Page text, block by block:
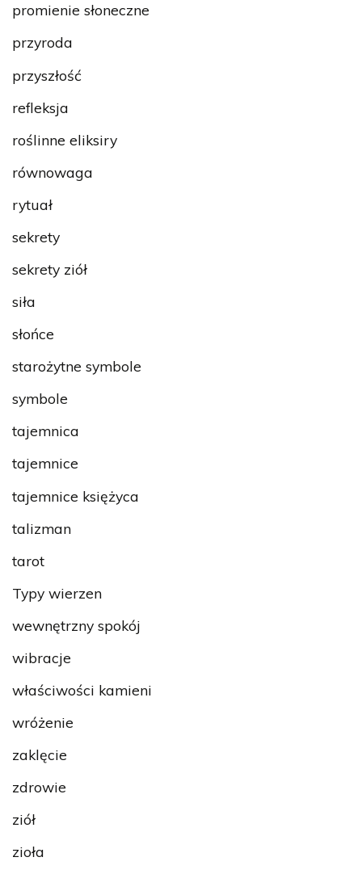
promienie słoneczne
przyroda
przyszłość
refleksja
roślinne eliksiry
równowaga
rytuał
sekrety
sekrety ziół
siła
słońce
starożytne symbole
symbole
tajemnica
tajemnice
tajemnice księżyca
talizman
tarot
Typy wierzen
wewnętrzny spokój
wibracje
właściwości kamieni
wróżenie
zaklęcie
zdrowie
ziół
zioła